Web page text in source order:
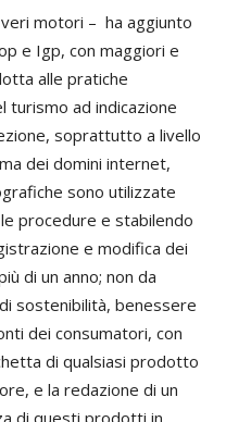
motori – ha aggiunto
e Igp, con maggiori e
alle pratiche
turismo ad indicazione
soprattutto a livello
dei domini internet,
sono utilizzate
procedure e stabilendo
e modifica dei
di un anno; non da
sostenibilità, benessere
dei consumatori, con
di qualsiasi prodotto
e la redazione di un
di questi prodotti in